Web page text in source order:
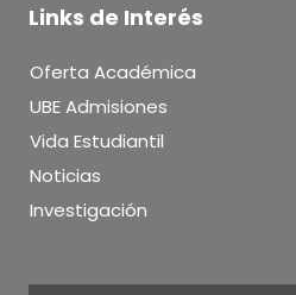
Links de Interés
Oferta Académica
UBE Admisiones
Vida Estudiantil
Noticias
Investigación